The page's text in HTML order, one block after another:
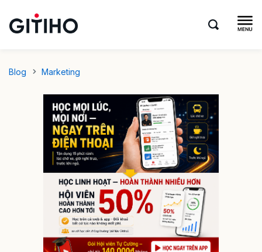
Blog Marketing